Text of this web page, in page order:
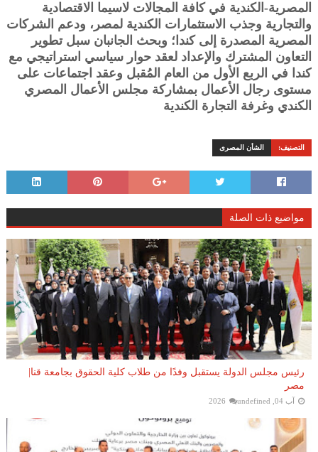
المصرية-الكندية في كافة المجالات لاسيما الاقتصادية
والتجارية وجذب الاستثمارات الكندية لمصر، ودعم الشركات
المصرية المصدرة إلى كندا؛ وبحث الجانبان سبل تطوير
التعاون المشترك والإعداد لعقد حوار سياسي استراتيجي مع
كندا في الربع الأول من العام المُقبل وعقد اجتماعات على
مستوى رجال الأعمال بمشاركة مجلس الأعمال المصري
الكندي وغرفة التجارة الكندية
التصنيف: الشأن المصرى
مواضيع ذات الصلة
رئيس مجلس الدولة يستقبل وفدًا من طلاب كلية الحقوق بجامعة قنا|
مصر
آب 04, 2026 undefined